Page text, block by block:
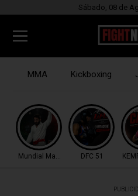
Sábado, 08 de
MMA Kickboxing
Mundial Master IBJJFDFC 51